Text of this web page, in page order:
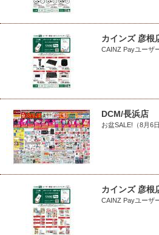
カインズ 彦根
CAINZ Payユーザ
DCM/長浜店
お盆SALE!（8月6
カインズ 彦根
CAINZ Payユーザ